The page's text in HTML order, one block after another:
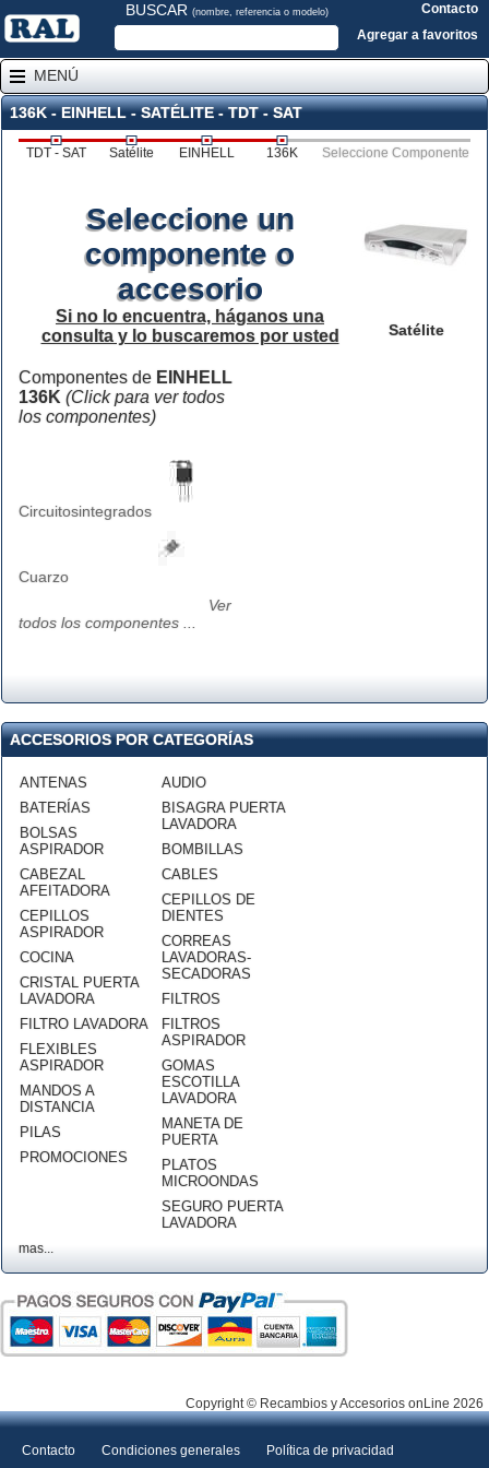
BUSCAR (nombre, referencia o modelo)
Contacto
Agregar a favoritos
MENÚ
136K - EINHELL - SATÉLITE - TDT - SAT
TDT - SAT Satélite EINHELL 136K Seleccione Componente
Satélite
Seleccione un
componente o
accesorio
Si no lo encuentra, háganos una
consulta y lo buscaremos por usted
Componentes de EINHELL
136K (Click para ver todos
los componentes)
Circuitosintegrados
Cuarzo
Ver
todos los componentes ...
ACCESORIOS POR CATEGORÍAS
ANTENAS
BATERÍAS
BOLSAS
ASPIRADOR
CABEZAL
AFEITADORA
CEPILLOS
ASPIRADOR
COCINA
CRISTAL PUERTA
LAVADORA
FILTRO LAVADORA
FLEXIBLES
ASPIRADOR
MANDOS A
DISTANCIA
PILAS
PROMOCIONES
AUDIO
BISAGRA PUERTA
LAVADORA
BOMBILLAS
CABLES
CEPILLOS DE
DIENTES
CORREAS
LAVADORAS-
SECADORAS
FILTROS
FILTROS
ASPIRADOR
GOMAS
ESCOTILLA
LAVADORA
MANETA DE
PUERTA
PLATOS
MICROONDAS
SEGURO PUERTA
LAVADORA
mas...
Copyright © Recambios y Accesorios onLine 2026
Contacto Condiciones generales Política de privacidad